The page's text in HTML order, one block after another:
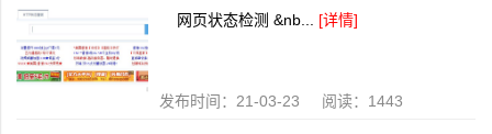
网页状态检测 &nb... [详情]
发布时间：21-03-23 阅读：1443